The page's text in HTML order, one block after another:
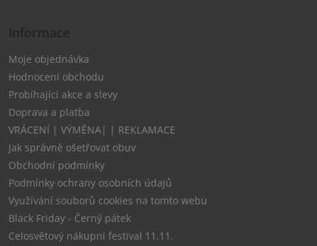
Informace
Moje objednávka
Hodnocení obchodu
Probíhající akce a slevy
Doprava a platba
VRÁCENÍ | VÝMĚNA| | REKLAMACE
Jak správně ošetřovat obuv
Obchodní podmínky
Podmínky ochrany osobních údajů
Využívání souborů cookies na tomto webu
Black Friday - Černý pátek
Celosvětový nákupní festival 11.11.